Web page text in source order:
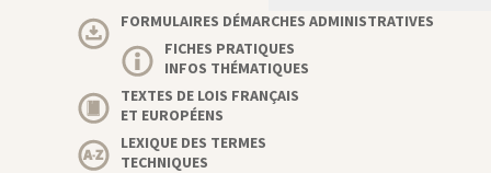
FORMULAIRES DÉMARCHES ADMINISTRATIVES
FICHES PRATIQUES
INFOS THÉMATIQUES
TEXTES DE LOIS FRANÇAIS
ET EUROPÉENS
LEXIQUE DES TERMES
TECHNIQUES